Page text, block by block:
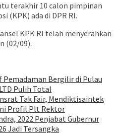
terakhir 10 calon pimpinan
(KPK) ada di DPR RI.
KPK RI telah menyerahkan
(02/09).
Pemadaman Bergilir di Pulau
Pulih Total
Tak Fair, Mendiktisaintek
Profil Plt Rektor
2022 Penjabat Gubernur
Jadi Tersangka